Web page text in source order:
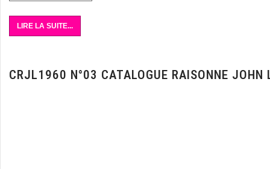
LIRE LA SUITE...
CRJL1960 N°03 CATALOGUE RAISONNE JOHN